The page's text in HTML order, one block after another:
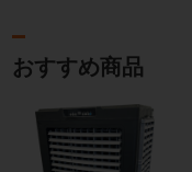
おすすめ商品